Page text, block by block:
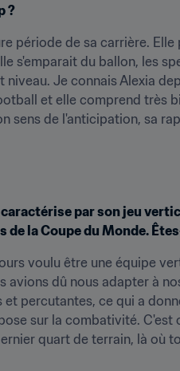
?
période de sa carrière.
s'emparait du ballon, les
niveau. Je connais Alexia
et elle comprend très
sens de l'anticipation, sa
par son jeu
de la Coupe du Monde.
voulu être une équipe
avions dû nous adapter à
et percutantes, ce qui a
sur la combativité. C'est
quart de terrain, là où